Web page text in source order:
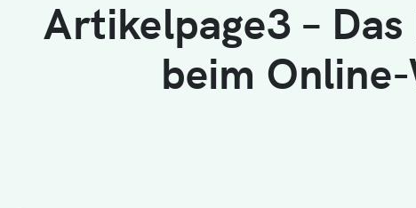
Artikelpage3 –
beim